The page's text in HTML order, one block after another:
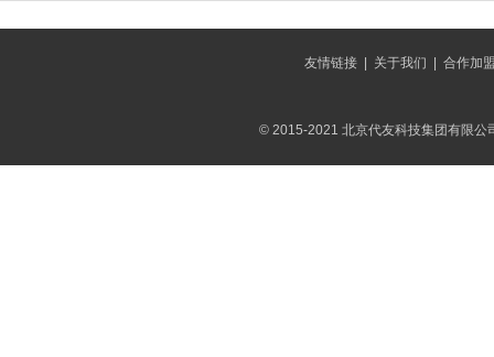
友情链接| 关于我们 合作加
© 2015-2021 北京代友科技集团有限